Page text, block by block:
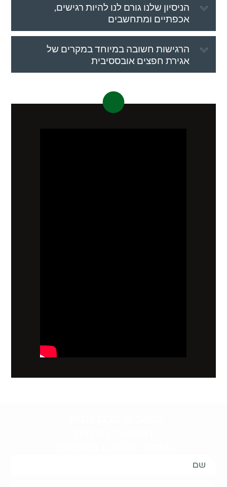
הניסיון שלנו גורם לנו להיות רגישים,
אכפתיים ומתחשבים
הרגישות חשובה במיוחד במקרים של
אגירת חפצים אובססיבית